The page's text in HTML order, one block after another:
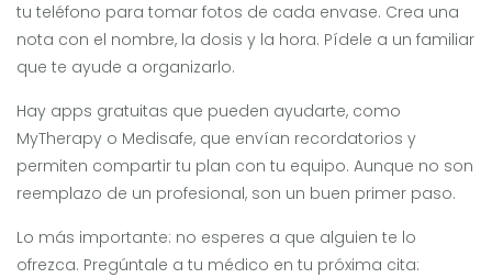
tu teléfono para tomar fotos de cada envase. Crea una
nota con el nombre, la dosis y la hora. Pídele a un familiar
que te ayude a organizarlo.
Hay apps gratuitas que pueden ayudarte, como
MyTherapy o Medisafe, que envían recordatorios y
permiten compartir tu plan con tu equipo. Aunque no son
reemplazo de un profesional, son un buen primer paso.
Lo más importante: no esperes a que alguien te lo
ofrezca. Pregúntale a tu médico en tu próxima cita: